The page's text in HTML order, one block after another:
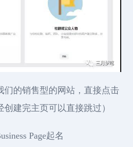
们的销售型的网站，直接点击
建完主页可以直接跳过）
Page起名